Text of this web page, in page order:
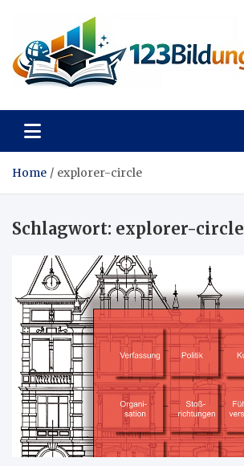
content
123Bildung
Home explorer-circle
Schlagwort: explorer-circle